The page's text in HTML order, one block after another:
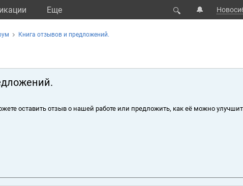
Eще 🔍 🔔
Книга отзывов и предложений.
оставить отзыв о нашей работе или предложить, как её можно